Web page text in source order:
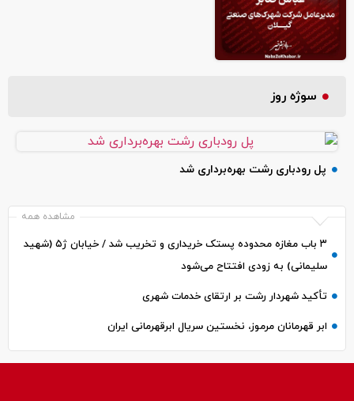
سوژه روز
پل رودباری رشت بهره‌برداری شد
مشاهده همه
۳ باب مغازه محدوده پستک خریداری و تخریب شد / خیابان ژ۵ (شهید
سلیمانی) به زودی افتتاح می‌شود
تأکید شهردار رشت بر ارتقای خدمات شهری
ابر قهرمانان مرموز، نخستین سریال ابرقهرمانی ایران